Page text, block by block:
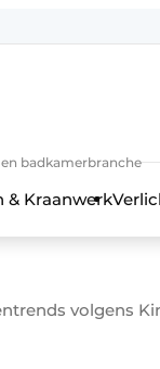
techniek in de
badkamerbranche
& Kraanwerk
volgens